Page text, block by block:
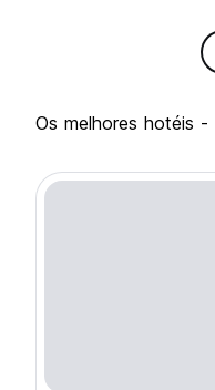
Os melhores hotéis -